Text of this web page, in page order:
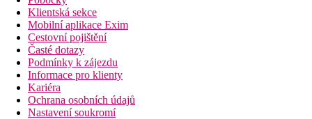
Klientská sekce
Mobilní aplikace Exim
Cestovní pojištění
Časté dotazy
Podmínky k zájezdu
Informace pro klienty
Kariéra
Ochrana osobních údajů
Nastavení soukromí